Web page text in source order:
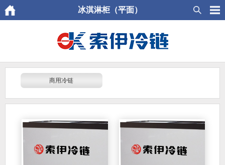
冰淇淋柜（平面）
商用冷链